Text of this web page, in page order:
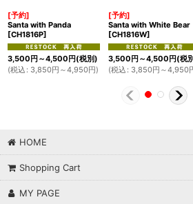
[予約]
Santa with Panda
[CH1816P]
3,500 円 ～4,500 円 (税別)
(税込 : 3,850円 ～4,950円)
[予約]
Santa with White Bear
[CH1816W]
3,500 円 ～4,500 円 (税
(税込 : 3,850円 ～4,950
HOME
Shopping Cart
MY PAGE